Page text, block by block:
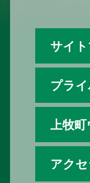
サイ
プラ
上牧
アク